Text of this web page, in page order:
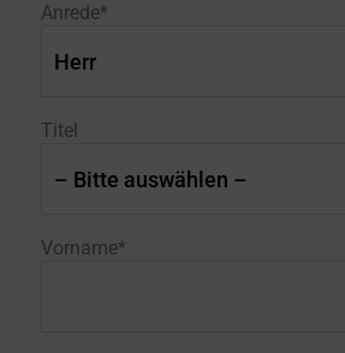
Anrede*
Titel
Vorname*